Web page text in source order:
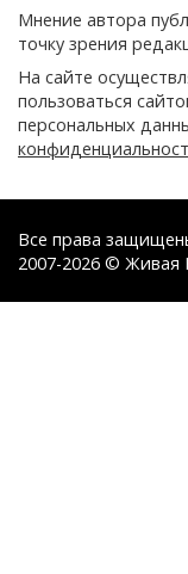
Мнение автора
точку зрения
На сайте
пользоваться
персональных
Все права
2007-2026 © Живая